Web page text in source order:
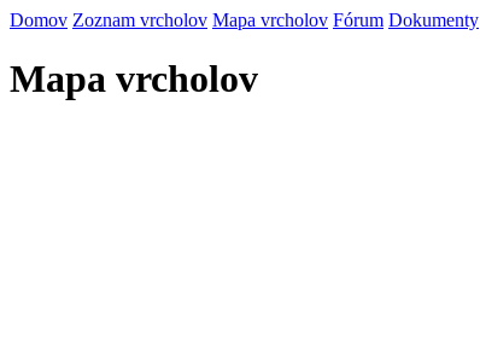
Domov Zoznam vrcholov Mapa vrcholov Fórum Dokumenty
Mapa vrcholov